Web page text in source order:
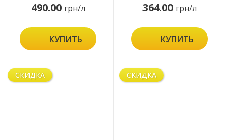
490.00 грн/л
КУПИТЬ
364.00 грн/л
КУПИТЬ
СКИДКА СКИДКА